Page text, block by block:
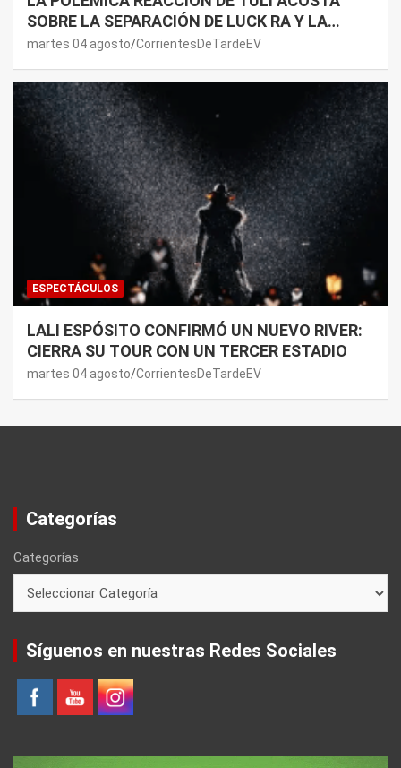
SOBRE LA SEPARACIÓN DE LUCK RA Y LA
JOAQUI: “¿MI VERDAD?”
martes 04 agosto CorrientesDeTardeEV
ESPECTÁCULOS
LALI ESPÓSITO CONFIRMÓ UN NUEVO RIVER:
CIERRA SU TOUR CON UN TERCER ESTADIO
martes 04 agosto CorrientesDeTardeEV
Categorías
Categorías
Síguenos en nuestras Redes Sociales